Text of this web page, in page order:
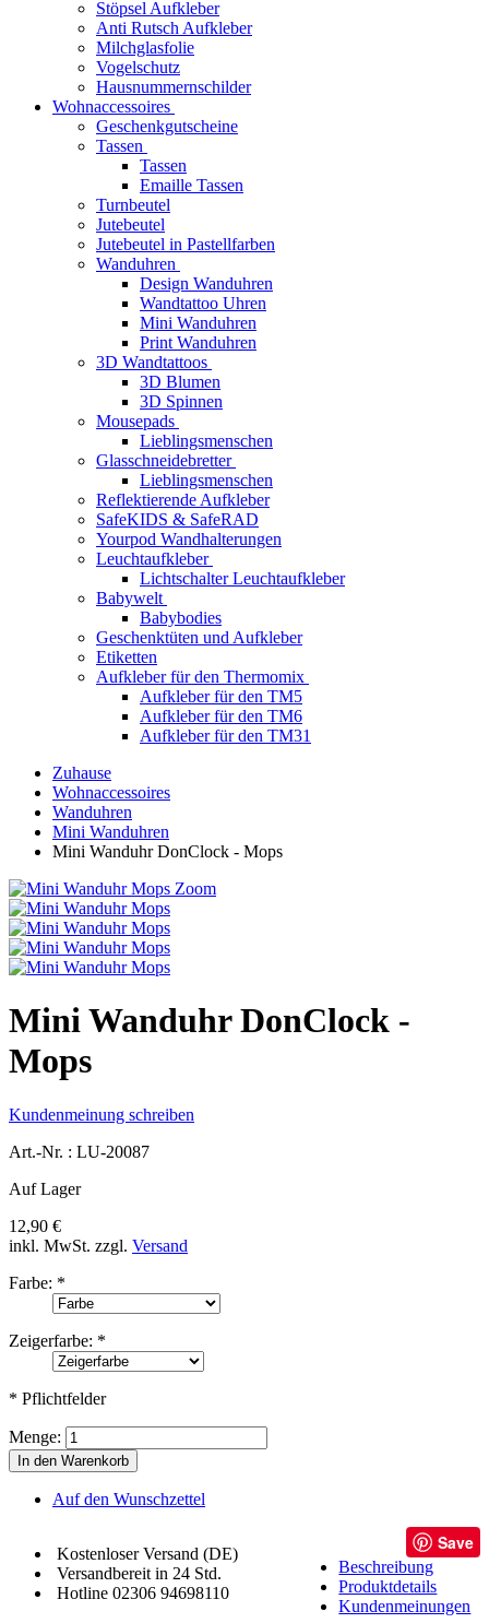
Stöpsel Aufkleber
Anti Rutsch Aufkleber
Milchglasfolie
Vogelschutz
Hausnummernschilder
Wohnaccessoires
Geschenkgutscheine
Tassen
Tassen
Emaille Tassen
Turnbeutel
Jutebeutel
Jutebeutel in Pastellfarben
Wanduhren
Design Wanduhren
Wandtattoo Uhren
Mini Wanduhren
Print Wanduhren
3D Wandtattoos
3D Blumen
3D Spinnen
Mousepads
Lieblingsmenschen
Glasschneidebretter
Lieblingsmenschen
Reflektierende Aufkleber
SafeKIDS & SafeRAD
Yourpod Wandhalterungen
Leuchtaufkleber
Lichtschalter Leuchtaufkleber
Babywelt
Babybodies
Geschenktüten und Aufkleber
Etiketten
Aufkleber für den Thermomix
Aufkleber für den TM5
Aufkleber für den TM6
Aufkleber für den TM31
Zuhause
Wohnaccessoires
Wanduhren
Mini Wanduhren
Mini Wanduhr DonClock - Mops
Zoom
Mini Wanduhr DonClock -
Mops
Kundenmeinung schreiben
Art.-Nr. : LU-20087
Auf Lager
12,90 €
inkl. MwSt. zzgl. Versand
Farbe: *
Zeigerfarbe: *
* Pflichtfelder
Menge:
In den Warenkorb
Auf den Wunschzettel
Kostenloser Versand (DE)
Versandbereit in 24 Std.
Hotline 02306 94698110
Save
Beschreibung
Produktdetails
Kundenmeinungen